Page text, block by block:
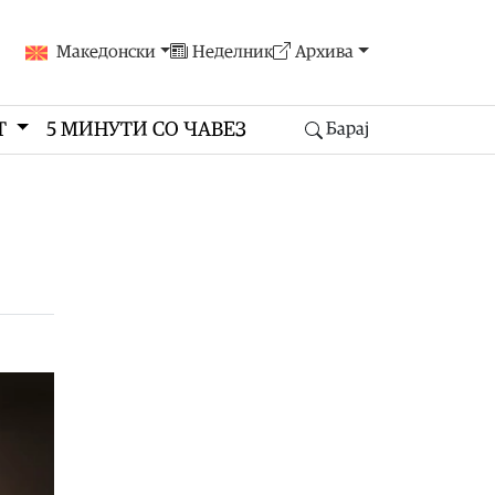
Македонски Неделник Архива
5 МИНУТИ СО ЧАВЕЗ Барај